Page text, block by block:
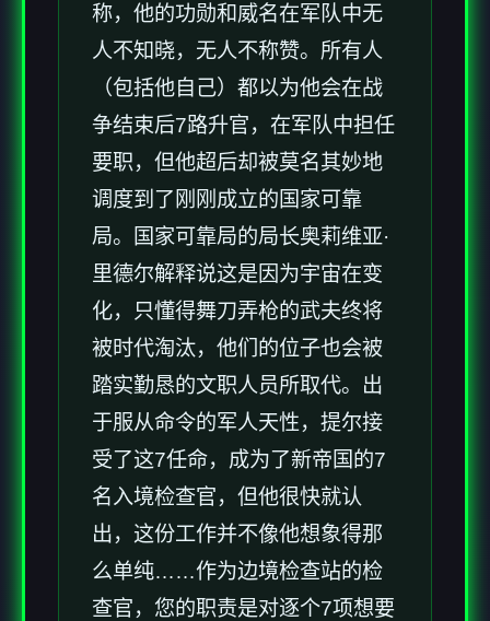
称，他的功勋和威名在军队中无
人不知晓，无人不称赞。所有人
（包括他自己）都以为他会在战
争结束后7路升官，在军队中担任
要职，但他超后却被莫名其妙地
调度到了刚刚成立的国家可靠
局。国家可靠局的局长奥莉维亚·
里德尔解释说这是因为宇宙在变
化，只懂得舞刀弄枪的武夫终将
被时代淘汰，他们的位子也会被
踏实勤恳的文职人员所取代。出
于服从命令的军人天性，提尔接
受了这7任命，成为了新帝国的7
名入境检查官，但他很快就认
出，这份工作并不像他想象得那
么单纯……作为边境检查站的检
查官，您的职责是对逐个7项想要